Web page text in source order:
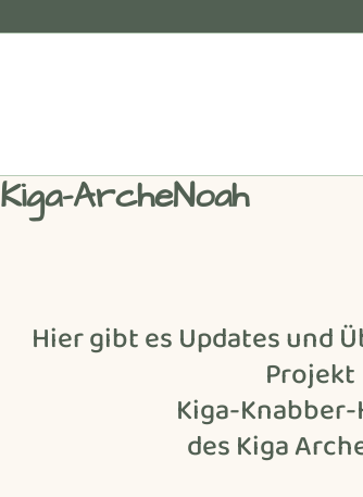
Inhalt
Kiga-ArcheNoah
Hier gibt es Updates und
Projekt
Kiga-
des Kiga